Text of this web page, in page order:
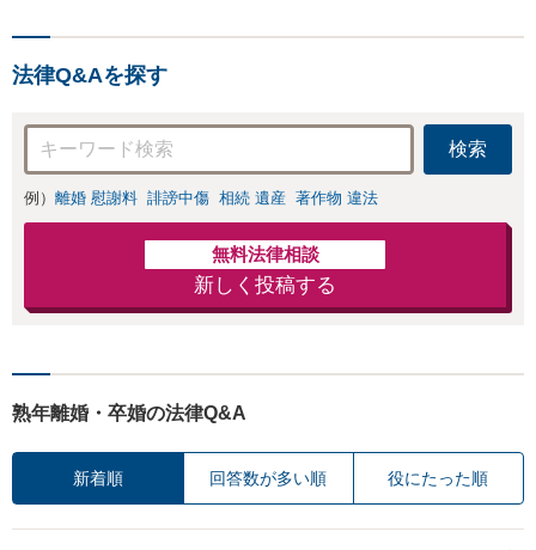
法律Q&Aを探す
検索
例） 離婚 慰謝料 誹謗中傷 相続 遺産 著作物 違法
無料法律相談
新しく投稿する
熟年離婚・卒婚の法律Q&A
新着順 回答数が多い順 役にたった順